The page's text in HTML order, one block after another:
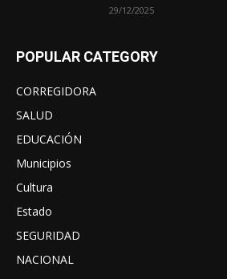
29/12/2025
POPULAR CATEGORY
CORREGIDORA
SALUD
EDUCACIÓN
Municipios
Cultura
Estado
SEGURIDAD
NACIONAL